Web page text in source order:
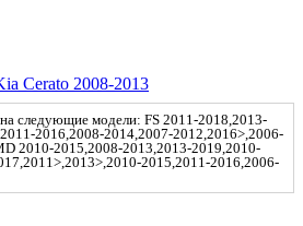
Cerato 2008-2013
следующие модели: FS 2011-2018,2013-
2016,2008-2014,2007-2012,2016>,2006-
2010-2015,2008-2013,2013-2019,2010-
2015,2011-2016,2006-